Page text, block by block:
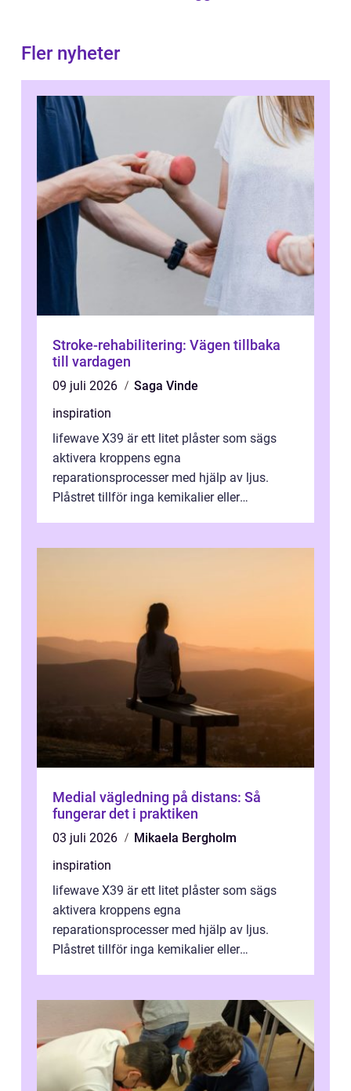
Fler nyheter
Stroke-rehabilitering: Vägen tillbaka
till vardagen
09 juli 2026
Saga Vinde
inspiration
lifewave X39 är ett litet plåster som sägs
aktivera kroppens egna
reparationsprocesser med hjälp av ljus.
Plåstret tillför inga kemikalier eller
Medial vägledning på distans: Så
fungerar det i praktiken
03 juli 2026
Mikaela Bergholm
inspiration
lifewave X39 är ett litet plåster som sägs
aktivera kroppens egna
reparationsprocesser med hjälp av ljus.
Plåstret tillför inga kemikalier eller